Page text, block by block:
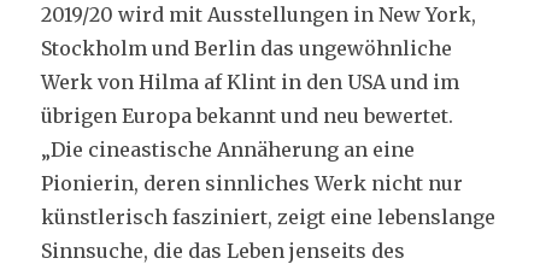
2019/20 wird mit Ausstellungen in New York,
Stockholm und Berlin das ungewöhnliche
Werk von Hilma af Klint in den USA und im
übrigen Europa bekannt und neu bewertet.
„Die cineastische Annäherung an eine
Pionierin, deren sinnliches Werk nicht nur
künstlerisch fasziniert, zeigt eine lebenslange
Sinnsuche, die das Leben jenseits des